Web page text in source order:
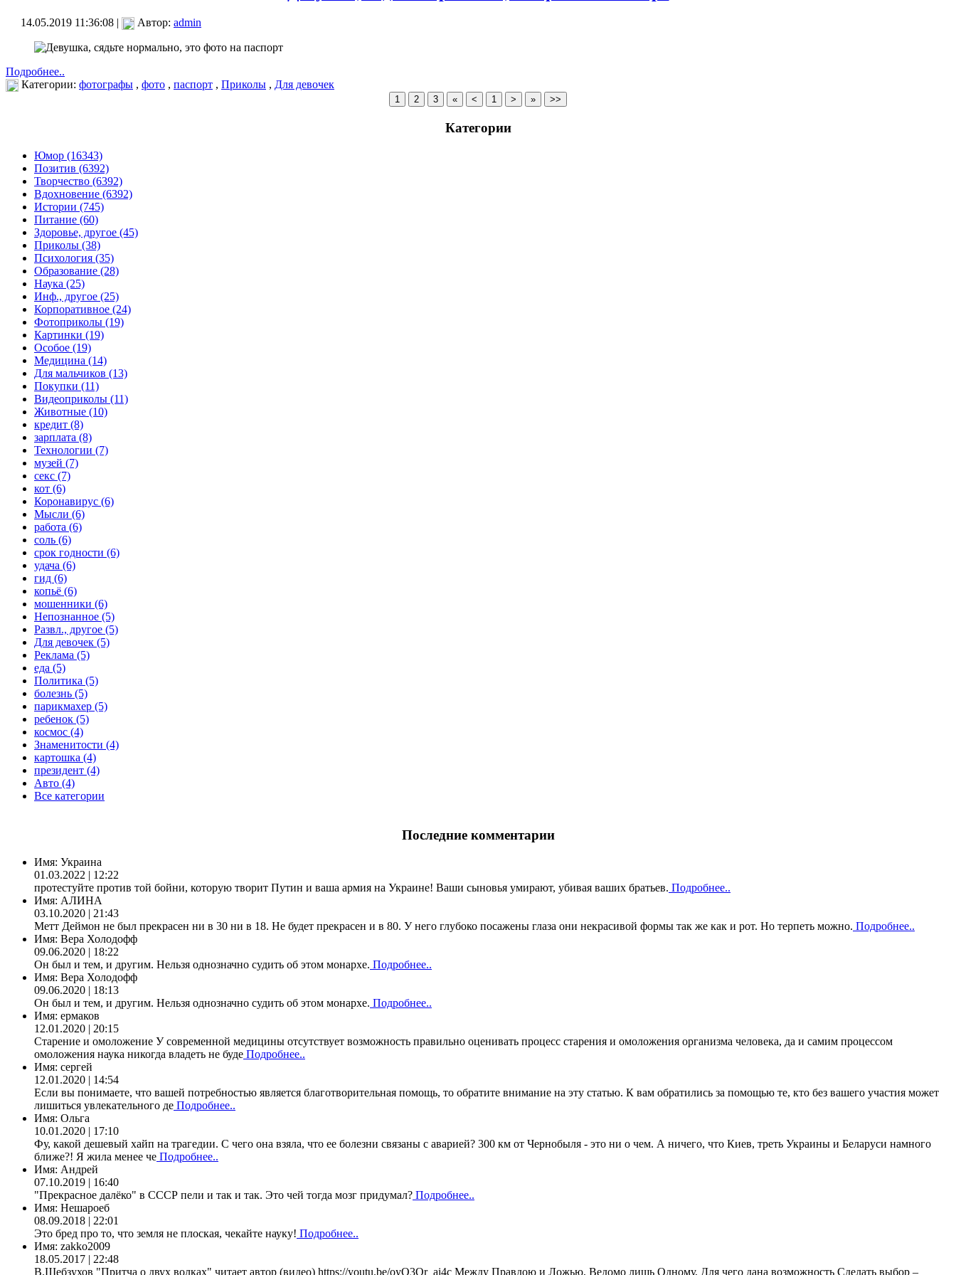
14.05.2019 11:36:08 | Автор: admin
Подробнее..
Категории: фотографы , фото , паспорт , Приколы , Для девочек
Категории
Юмор (16343)
Позитив (6392)
Творчество (6392)
Вдохновение (6392)
Истории (745)
Питание (60)
Здоровье, другое (45)
Приколы (38)
Психология (35)
Образование (28)
Наука (25)
Инф., другое (25)
Корпоративное (24)
Фотоприколы (19)
Картинки (19)
Особое (19)
Медицина (14)
Для мальчиков (13)
Покупки (11)
Видеоприколы (11)
Животные (10)
кредит (8)
зарплата (8)
Технологии (7)
музей (7)
секс (7)
кот (6)
Коронавирус (6)
Мысли (6)
работа (6)
соль (6)
срок годности (6)
удача (6)
гид (6)
копьё (6)
мошенники (6)
Непознанное (5)
Развл., другое (5)
Для девочек (5)
Реклама (5)
еда (5)
Политика (5)
болезнь (5)
парикмахер (5)
ребенок (5)
космос (4)
Знаменитости (4)
картошка (4)
президент (4)
Авто (4)
Все категории
Последние комментарии
Имя: Украина
01.03.2022 | 12:22
протестуйте против той бойни, которую творит Путин и ваша армия на Украине! Ваши сыновья умирают, убивая ваших братьев. Подробнее..
Имя: АЛИНА
03.10.2020 | 21:43
Метт Деймон не был прекрасен ни в 30 ни в 18. Не будет прекрасен и в 80. У него глубоко посажены глаза они некрасивой формы так же как и рот. Но терпеть можно. Подробнее..
Имя: Вера Холодофф
09.06.2020 | 18:22
Он был и тем, и другим. Нельзя однозначно судить об этом монархе. Подробнее..
Имя: Вера Холодофф
09.06.2020 | 18:13
Он был и тем, и другим. Нельзя однозначно судить об этом монархе. Подробнее..
Имя: ермаков
12.01.2020 | 20:15
Старение и омоложение У современной медицины отсутствует возможность правильно оценивать процесс старения и омоложения организма человека, да и самим процессом
омоложения наука никогда владеть не буде Подробнее..
Имя: сергей
12.01.2020 | 14:54
Если вы понимаете, что вашей потребностью является благотворительная помощь, то обратите внимание на эту статью. К вам обратились за помощью те, кто без вашего участия может
лишиться увлекательного де Подробнее..
Имя: Ольга
10.01.2020 | 17:10
Фу, какой дешевый хайп на трагедии. С чего она взяла, что ее болезни связаны с аварией? 300 км от Чернобыля - это ни о чем. А ничего, что Киев, треть Украины и Беларуси намного
ближе?! Я жила менее че Подробнее..
Имя: Андрей
07.10.2019 | 16:40
"Прекрасное далёко" в СССР пели и так и так. Это чей тогда мозг придумал? Подробнее..
Имя: Нешароеб
08.09.2018 | 22:01
Это бред про то, что земля не плоская, чекайте науку! Подробнее..
Имя: zakko2009
18.05.2017 | 22:48
В.Шебзухов "Притча о двух волках" читает автор (видео) https://youtu.be/oyO3Qr_ai4c Между Правдою и Ложью, Ведомо лишь Одному, Для чего дана возможность Сделать выбор –